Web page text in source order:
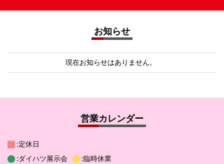
お知らせ
現在お知らせはありません。
営業カレンダー
:定休日
:ダイハツ展示会
:臨時休業